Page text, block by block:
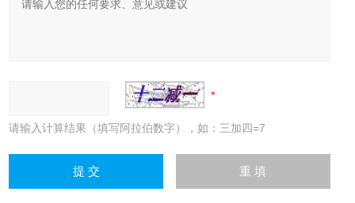
请输入计算结果（填写阿拉伯数字），如：三加四=7